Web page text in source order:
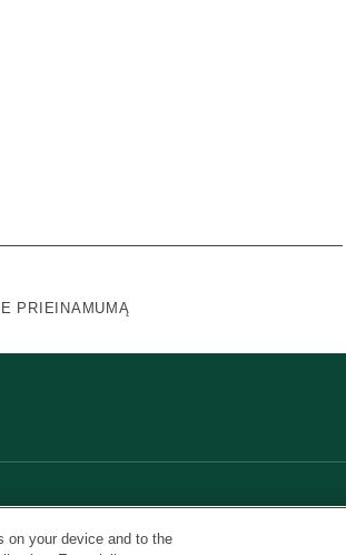
PRIEINAMUMĄ
on your device and to the